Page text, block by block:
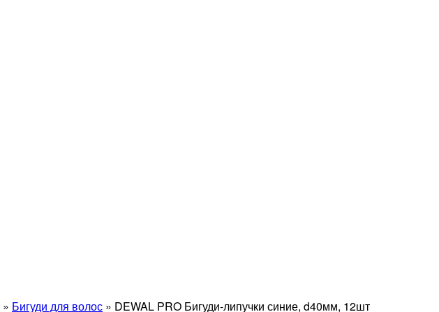
» Бигуди для волос » DEWAL PRO Бигуди-липучки синие, d40мм, 12шт